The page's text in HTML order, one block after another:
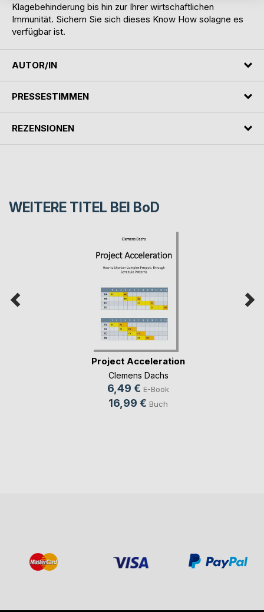
Klagebehinderung bis hin zur Ihrer wirtschaftlichen
Immunität. Sichern Sie sich dieses Know How solagne es
verfügbar ist.
AUTOR/IN
PRESSESTIMMEN
REZENSIONEN
WEITERE TITEL BEI BoD
Project Acceleration
Clemens Dachs
6,49 € E-Book
16,99 € Buch